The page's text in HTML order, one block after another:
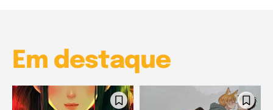
Em destaque